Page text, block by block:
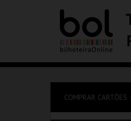
COMPRAR CARTÕES